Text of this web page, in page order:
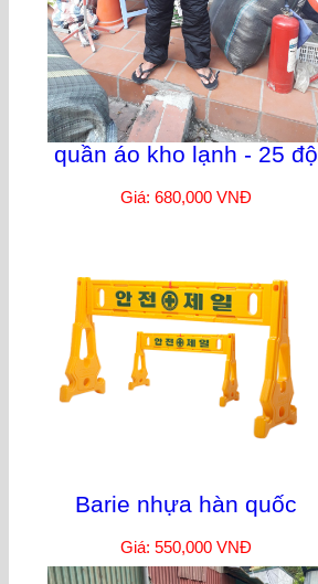
quần áo kho lạnh - 25 độ
Giá: 680,000 VNĐ
Barie nhựa hàn quốc
Giá: 550,000 VNĐ